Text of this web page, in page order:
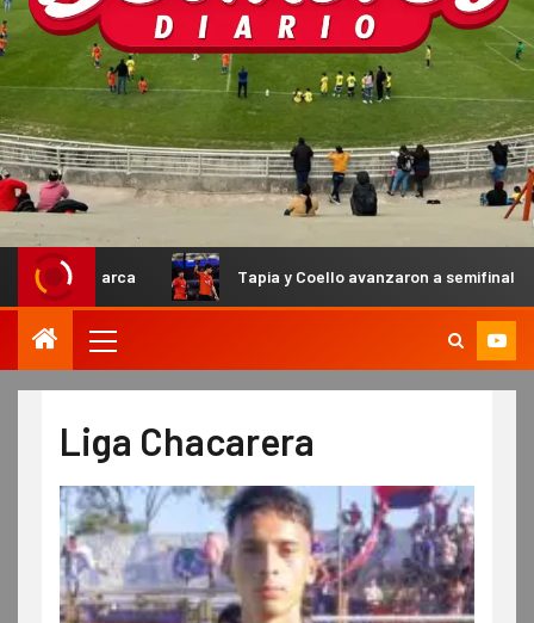
Tapia y Coello avanzaron a semifinales en el Primer Pádel
Liga Chacarera